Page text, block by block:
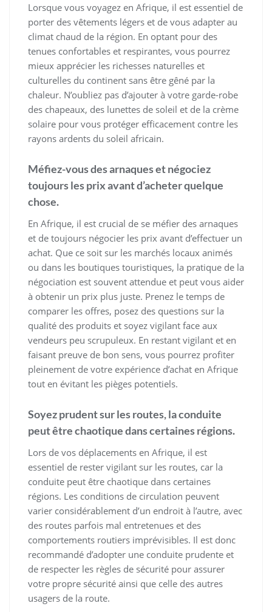
Lorsque vous voyagez en Afrique, il est essentiel de
porter des vêtements légers et de vous adapter au
climat chaud de la région. En optant pour des
tenues confortables et respirantes, vous pourrez
mieux apprécier les richesses naturelles et
culturelles du continent sans être gêné par la
chaleur. N’oubliez pas d’ajouter à votre garde-robe
des chapeaux, des lunettes de soleil et de la crème
solaire pour vous protéger efficacement contre les
rayons ardents du soleil africain.
Méfiez-vous des arnaques et négociez
toujours les prix avant d’acheter quelque
chose.
En Afrique, il est crucial de se méfier des arnaques
et de toujours négocier les prix avant d’effectuer un
achat. Que ce soit sur les marchés locaux animés
ou dans les boutiques touristiques, la pratique de la
négociation est souvent attendue et peut vous aider
à obtenir un prix plus juste. Prenez le temps de
comparer les offres, posez des questions sur la
qualité des produits et soyez vigilant face aux
vendeurs peu scrupuleux. En restant vigilant et en
faisant preuve de bon sens, vous pourrez profiter
pleinement de votre expérience d’achat en Afrique
tout en évitant les pièges potentiels.
Soyez prudent sur les routes, la conduite
peut être chaotique dans certaines régions.
Lors de vos déplacements en Afrique, il est
essentiel de rester vigilant sur les routes, car la
conduite peut être chaotique dans certaines
régions. Les conditions de circulation peuvent
varier considérablement d’un endroit à l’autre, avec
des routes parfois mal entretenues et des
comportements routiers imprévisibles. Il est donc
recommandé d’adopter une conduite prudente et
de respecter les règles de sécurité pour assurer
votre propre sécurité ainsi que celle des autres
usagers de la route.